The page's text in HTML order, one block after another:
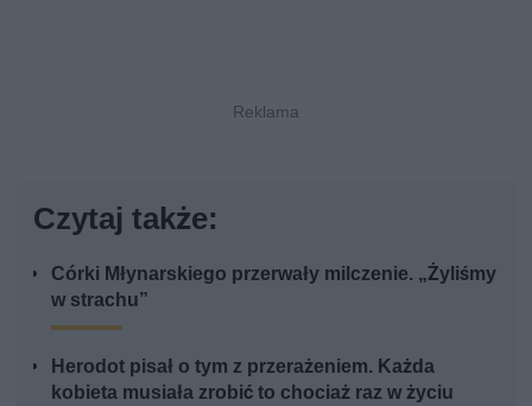
Czytaj także:
Córki Młynarskiego przerwały milczenie. „Żyliśmy
w strachu”
Herodot pisał o tym z przerażeniem. Każda
kobieta musiała zrobić to chociaż raz w życiu